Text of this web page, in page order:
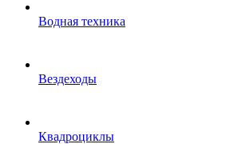
Водная техника
Вездеходы
Квадроциклы